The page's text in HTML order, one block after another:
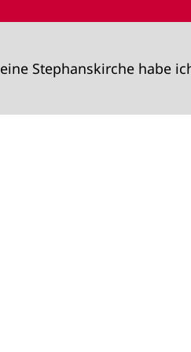
Stephanskirche habe